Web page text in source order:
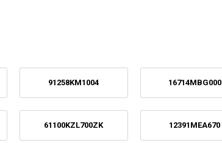
91258KM1004 16714MBG000
61100KZL700ZK 12391MEA670